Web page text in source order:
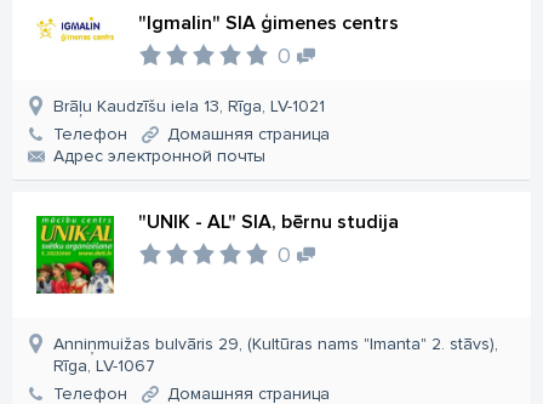
"Igmalin" SIA ģimenes centrs
0
Brāļu Kaudzīšu iela 13, Rīga, LV-1021
Телефон
Домашняя страница
Aдрес электронной почты
"UNIK - AL" SIA, bērnu studija
0
Anniņmuižas bulvāris 29, (Kultūras nams "Imanta" 2. stāvs),
Rīga, LV-1067
Телефон
Домашняя страница